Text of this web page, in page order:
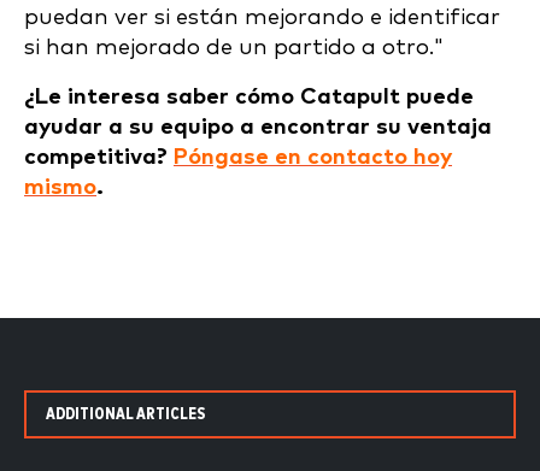
puedan ver si están mejorando e identificar
si han mejorado de un partido a otro."
¿Le interesa saber cómo Catapult puede
ayudar a su equipo a encontrar su ventaja
competitiva? Póngase en contacto hoy
mismo.
ADDITIONAL ARTICLES